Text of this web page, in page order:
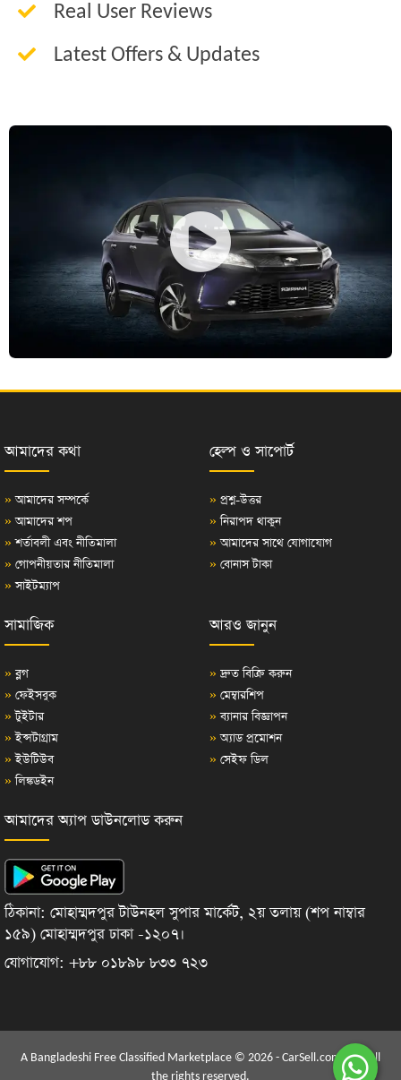
Real User Reviews
Latest Offers & Updates
আমাদের কথা
» আমাদের সম্পর্কে
» আমাদের শপ
» শর্তাবলী এবং নীতিমালা
» গোপনীয়তার নীতিমালা
» সাইটম্যাপ
হেল্প ও সাপোর্ট
» প্রশ্ন-উত্তর
» নিরাপদ থাকুন
» আমাদের সাথে যোগাযোগ
» বোনাস টাকা
সামাজিক
» ব্লগ
» ফেইসবুক
» টুইটার
» ইন্সটাগ্রাম
» ইউটিউব
» লিঙ্কডইন
আরও জানুন
» দ্রুত বিক্রি করুন
» মেম্বারশিপ
» ব্যানার বিজ্ঞাপন
» অ্যাড প্রমোশন
» সেইফ ডিল
আমাদের অ্যাপ ডাউনলোড করুন
ঠিকানা: মোহাম্মদপুর টাউনহল সুপার মার্কেট, ২য় তলায় (শপ নাম্বার
১৫৯) মোহাম্মদপুর ঢাকা -১২০৭।
যোগাযোগ: +৮৮ ০১৮৯৮ ৮৩৩ ৭২৩
A Bangladeshi Free Classified Marketplace © 2026 - CarSell.com.bd | All
the rights reserved.